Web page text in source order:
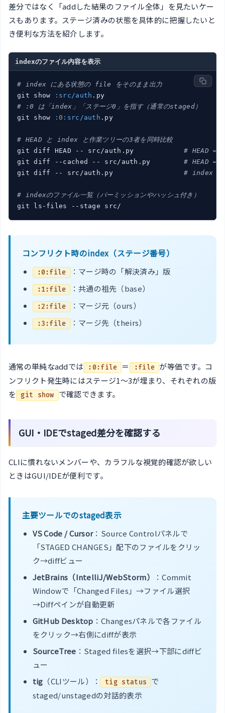
差分ではなく「addした結果のファイル全体」を見たいケー
スもあります。ステージ済みの状態を具体的に把握したいと
き便利な方法を紹介します。
indexのファイル内容を表示
# index にある状態の file をそのまま出力
git show
:src/auth
# :0 は「index」「ステージ0」を指す（通常のstaged）
git show
:0 :src/auth .py
# HEAD と index と作業ツリーの3者を同時比較
git diff HEAD -- src/auth.py # HEAD ↔
git diff --cached -- src/auth.py # HEAD ↔
git diff -- src/auth.py # index ↔
# indexのファイル一覧（パーミッションやハッシュ付き）
コンフリクト時のindex（ステージ番号）
:0:file ：マージ時の「解決済み」版
:1:file ：共通の祖先（base）
:2:file ：マージ元（ours）
:3:file ：マージ先（theirs）
通常の単純なaddでは :0:file ＝ :file
が等価です。コ
ンフリクト発生時にはステージ1〜3が埋まり、それぞれの版
を
git show で確認できます。
GUI・IDEでstaged差分を確認する
CLIに慣れないメンバーや、カラフルな視覚的確認が欲しい
ときはGUI/IDEが便利です。
主要ツールでのstaged表示
VS Code / Cursor：Source Controlパネルで
「STAGED CHANGES」配下のファイルをクリッ
ク→diffビュー
JetBrains（IntelliJ/WebStorm）
：Commit
Windowで「Changed Files」→ファイル選択
→Diffペインが自動更新
GitHub Desktop ：Changesパネルで各ファイル
をクリック→右側にdiffが表示
SourceTree ：Staged filesを選択→下部にdiffビ
ュー
tig （CLIツール）： tig status
で
staged/unstagedの対話的表示